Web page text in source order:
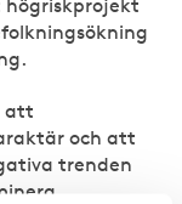
att
och att
trenden